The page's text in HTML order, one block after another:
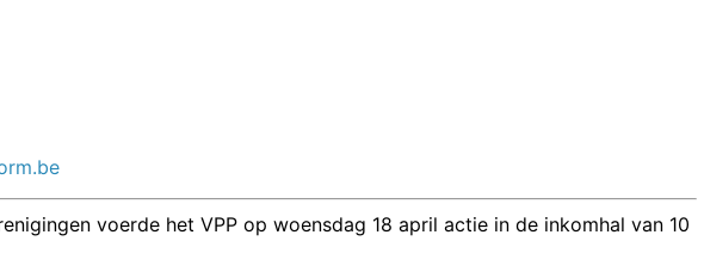
voerde het VPP op woensdag 18 april actie in de inkomhal van 10